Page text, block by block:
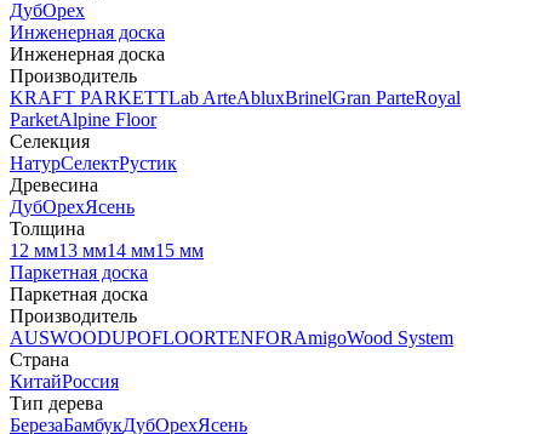
ДубОрех
Инженерная доска
Инженерная доска
Производитель
KRAFT PARKETTLab ArteAbluxBrinelGran ParteRoyal
ParketAlpine Floor
Селекция
НатурСелектРустик
Древесина
ДубОрехЯсень
Толщина
12 мм13 мм14 мм15 мм
Паркетная доска
Паркетная доска
Производитель
AUSWOODUPOFLOORTENFORAmigoWood System
Страна
КитайРоссия
Тип дерева
БерезаБамбукДубОрехЯсень